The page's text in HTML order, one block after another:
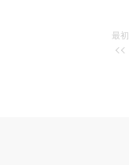
引き出す施術を行います。
最初